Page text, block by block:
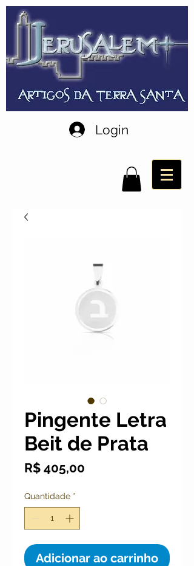
Login
Pingente Letra
Beit de Prata
R$ 405,00
Quantidade *
Adicionar ao carrinho